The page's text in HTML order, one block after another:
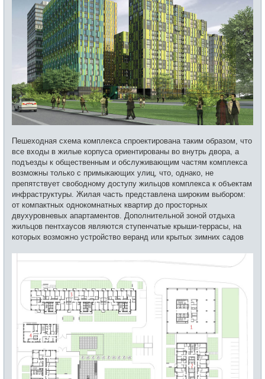
Пешеходная схема комплекса спроектирована таким образом, что
все входы в жилые корпуса ориентированы во внутрь двора, а
подъезды к общественным и обслуживающим частям комплекса
возможны только с примыкающих улиц, что, однако, не
препятствует свободному доступу жильцов комплекса к объектам
инфраструктуры. Жилая часть представлена широким выбором:
от компактных однокомнатных квартир до просторных
двухуровневых апартаментов. Дополнительной зоной отдыха
жильцов пентхаусов являются ступенчатые крыши-террасы, на
которых возможно устройство веранд или крытых зимних садов